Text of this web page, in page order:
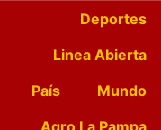
Deportes
Linea Abierta
País
Mundo
Agro La Pampa